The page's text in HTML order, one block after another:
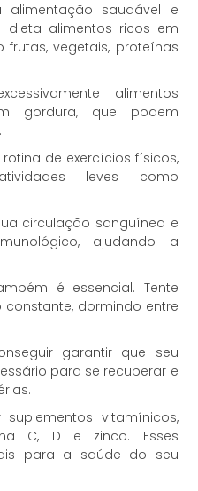
saudável e
dieta alimentos ricos em
vegetais, proteínas
alimentos
gordura, que podem
de exercícios físicos,
leves como
circulação sanguínea e
ajudando a
é essencial. Tente
dormindo entre
garantir que seu
para se recuperar e
vitamínicos,
C, D e zinco. Esses
para a saúde do seu